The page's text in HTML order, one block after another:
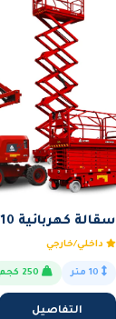
سقالة كهربائية 10 متر
داخلي/خارجي
التفاصيل